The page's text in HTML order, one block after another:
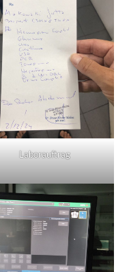
Laborauftrag